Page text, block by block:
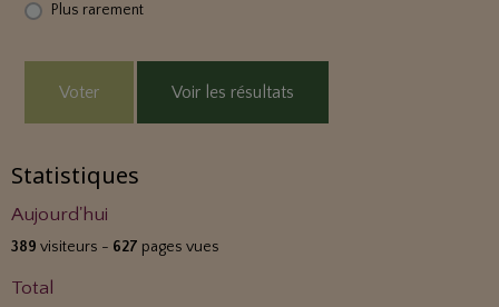
Plus rarement
Voter Voir les résultats
Statistiques
Aujourd'hui
389 visiteurs - 627 pages vues
Total